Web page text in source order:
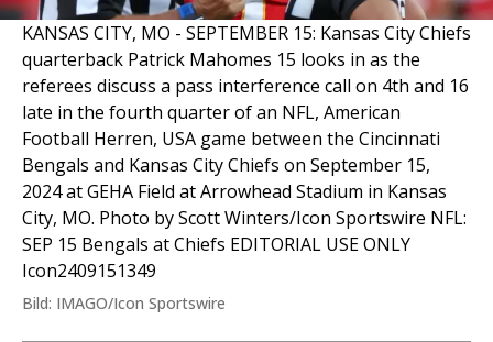
KANSAS CITY, MO - SEPTEMBER 15: Kansas City Chiefs
quarterback Patrick Mahomes 15 looks in as the
referees discuss a pass interference call on 4th and 16
late in the fourth quarter of an NFL, American
Football Herren, USA game between the Cincinnati
Bengals and Kansas City Chiefs on September 15,
2024 at GEHA Field at Arrowhead Stadium in Kansas
City, MO. Photo by Scott Winters/Icon Sportswire NFL:
SEP 15 Bengals at Chiefs EDITORIAL USE ONLY
Icon2409151349
Bild: IMAGO/Icon Sportswire